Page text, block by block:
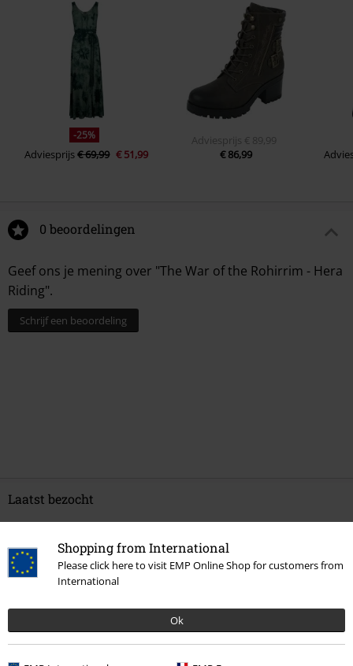
Shopping from International
Please click here to visit EMP Online Shop for customers from
International
Ok
-25%
Adviesprijs€ 69,99 € 51,99
Adviesprijs
€ 89,99
€ 86,99
0 beoordelingen
Geef ons je mening over "The War of the Rohirrim - Hera
Riding".
Schrijf een beoordeling
Laatst bezocht